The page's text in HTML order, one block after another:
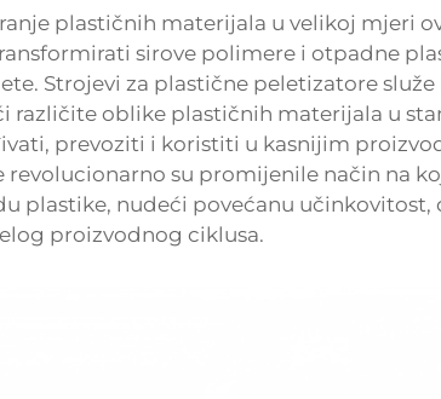
plastičnih materijala u velikoj mjeri
sirove polimere i otpadne
Strojevi za plastične peletizatore
različite oblike plastičnih materijala u
prevoziti i koristiti u kasnijim
revolucionarno su promijenile način na
plastike, nudeći povećanu
proizvodnog ciklusa.